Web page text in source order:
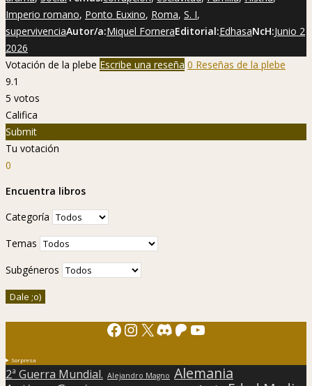
Imperio romano, Ponto Euxino, Roma, S. I,
supervivenciaAutor/a:Miquel ForneraEditorial:EdhasaNcH:Junio 2
2026
Votación de la plebe Escribe una reseña 0 Reseñas de la plebe
9.1
5 votos
Califica
Submit
Tu votación
0
Encuentra libros
Categoría
Temas
Subgéneros
Facebook
Instagram
X Discord
Patreon
YouTube
Sorpresa
2ª Guerra Mundial. Alejandro Magno Alemania